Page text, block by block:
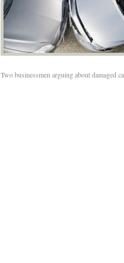
Two businessmen arguing about damaged